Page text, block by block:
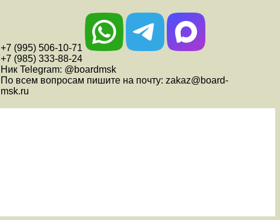
+7 (995) 506-10-71
+7 (985) 333-88-24
Ник Telegram: @boardmsk
По всем вопросам пишите на почту: zakaz@board-
msk.ru